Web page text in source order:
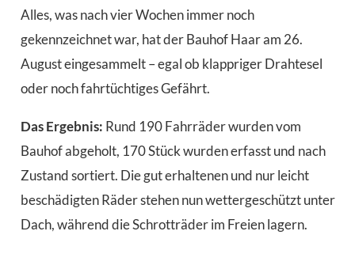
Alles, was nach vier Wochen immer noch
gekennzeichnet war, hat der Bauhof Haar am 26.
August eingesammelt – egal ob klappriger Drahtesel
oder noch fahrtüchtiges Gefährt.
Das Ergebnis: Rund 190 Fahrräder wurden vom
Bauhof abgeholt, 170 Stück wurden erfasst und nach
Zustand sortiert. Die gut erhaltenen und nur leicht
beschädigten Räder stehen nun wettergeschützt unter
Dach, während die Schrotträder im Freien lagern.